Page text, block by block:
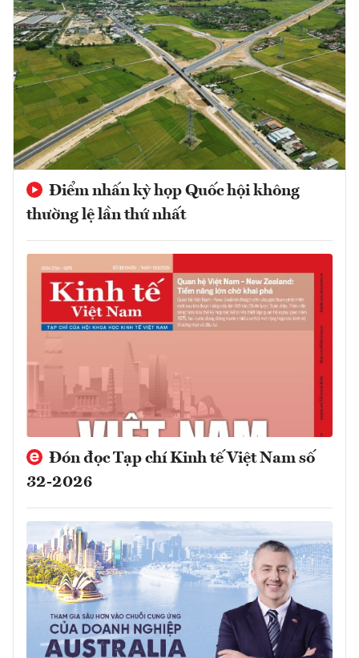
Điểm nhấn kỳ họp Quốc hội không
thường lệ lần thứ nhất
Đón đọc Tạp chí Kinh tế Việt Nam số
32-2026